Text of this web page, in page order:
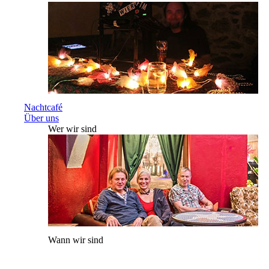
Nachtcafé
Über uns
Wer wir sind
Wann wir sind